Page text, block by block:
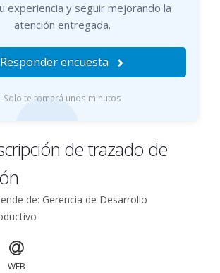
experiencia y seguir mejorando la
atención entregada.
Responder encuesta
Solo te tomará unos minutos
de trazado de
de: Gerencia de Desarrollo
WEB